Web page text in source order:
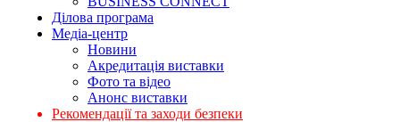
Ділова програма
Медіа-центр
Новини
Акредитація виставки
Фото та відео
Анонс виставки
Рекомендації та заходи безпеки